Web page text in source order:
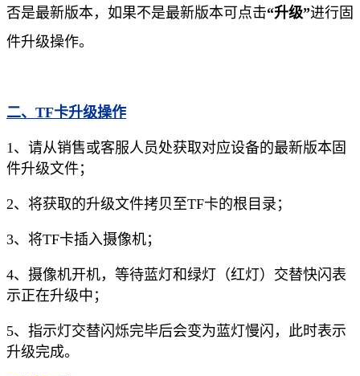
否是最新版本，如果不是最新版本可点击“升级”进行固
件升级操作。
二、TF卡升级操作
1、请从销售或客服人员处获取对应设备的最新版本固
件升级文件；
2、将获取的升级文件拷贝至TF卡的根目录；
3、将TF卡插入摄像机；
4、摄像机开机，等待蓝灯和绿灯（红灯）交替快闪表
示正在升级中；
5、指示灯交替闪烁完毕后会变为蓝灯慢闪，此时表示
升级完成。